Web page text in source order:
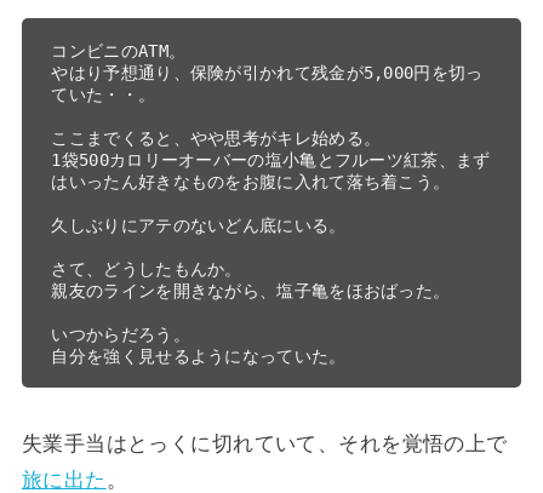
コンビニのATM。
やはり予想通り、保険が引かれて残金が5,000円を切っ
ていた・・。
ここまでくると、やや思考がキレ始める。
1袋500カロリーオーバーの塩小亀とフルーツ紅茶、まず
はいったん好きなものをお腹に入れて落ち着こう。
久しぶりにアテのないどん底にいる。
さて、どうしたもんか。
親友のラインを開きながら、塩子亀をほおばった。
いつからだろう。
自分を強く見せるようになっていた。
失業手当はとっくに切れていて、それを覚悟の上で
旅に出た 。